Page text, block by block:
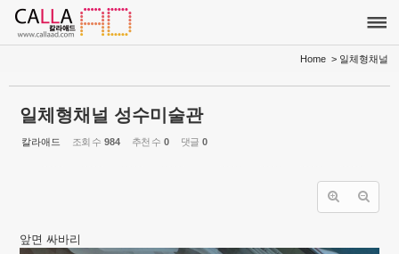
Home > 일체형채널
일체형채널 성수미술관
칼라애드 조회 수 984 추천 수 0 댓글 0
앞면 싸바리